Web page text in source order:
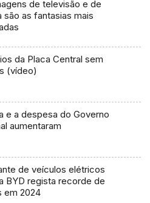
de televisão e de
são as fantasias mais
da Placa Central sem
(vídeo)
e a despesa do Governo
aumentaram
de veículos elétricos
BYD regista recorde de
em 2024